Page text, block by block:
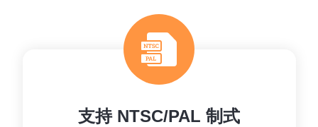
支持 NTSC/PAL 制式